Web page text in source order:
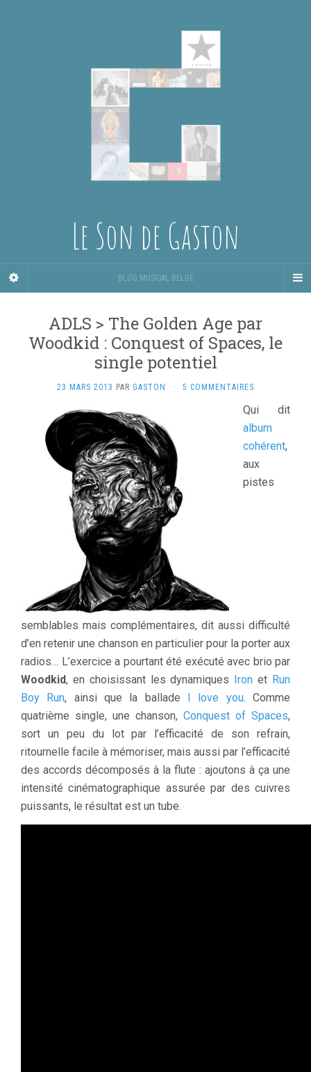
Le Son de Gaston
BLOG MUSICAL BELGE
ADLS > The Golden Age par
Woodkid : Conquest of Spaces, le
single potentiel
23 MARS 2013 PAR GASTON · 5 COMMENTAIRES
Qui dit
album
cohérent,
aux
pistes
semblables mais complémentaires, dit aussi difficulté
d’en retenir une chanson en particulier pour la porter aux
radios… L’exercice a pourtant été exécuté avec brio par
Woodkid, en choisissant les dynamiques Iron et Run
Boy Run, ainsi que la ballade I love you. Comme
quatrième single, une chanson, Conquest of Spaces,
sort un peu du lot par l’efficacité de son refrain,
ritournelle facile à mémoriser, mais aussi par l’efficacité
des accords décomposés à la flute : ajoutons à ça une
intensitécinématographique assurée par des cuivres
puissants, le résultat est un tube.